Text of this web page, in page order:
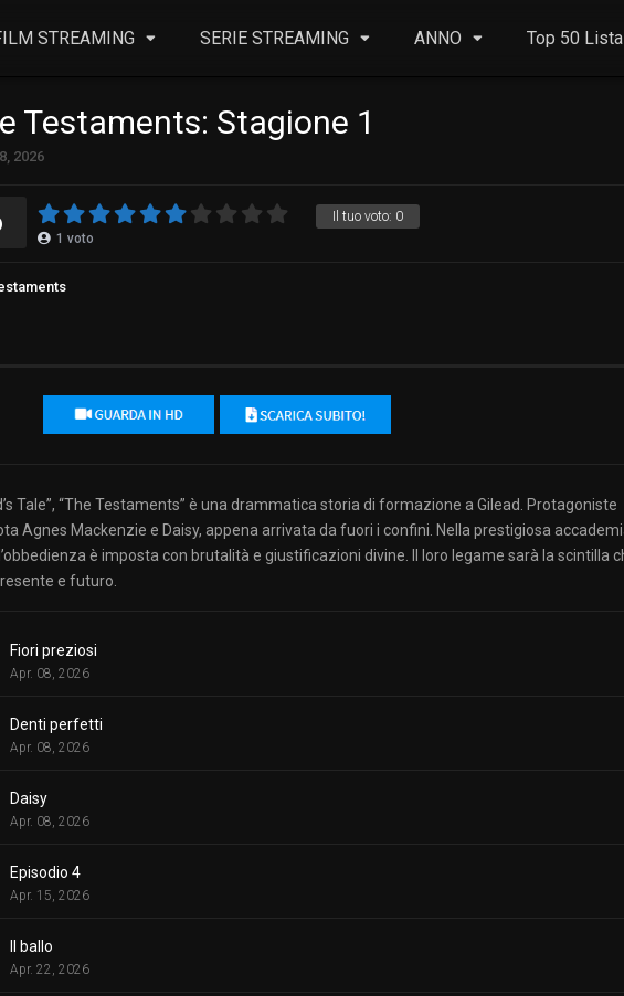
STREAMING SERIE STREAMING ANNO Top 50 Lista
Testaments: Stagione 1
2026
Il tuo voto: 0
1 voto
Tale”, “The Testaments” è una drammatica storia di formazione a Gilead. Protagoniste
Agnes Mackenzie e Daisy, appena arrivata da fuori i confini. Nella prestigiosa
è imposta con brutalità e giustificazioni divine. Il loro legame sarà la scintilla
e futuro.
Fiori preziosi
Apr. 08, 2026
Denti perfetti
Apr. 08, 2026
Daisy
Apr. 08, 2026
Episodio 4
Apr. 15, 2026
Il ballo
Apr. 22, 2026